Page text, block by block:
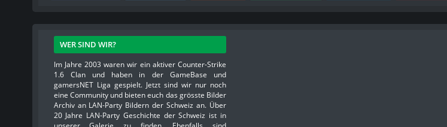
WER SIND WIR?
Im Jahre 2003 waren wir ein aktiver Counter-Strike
1.6 Clan und haben in der GameBase und
gamersNET Liga gespielt. Jetzt sind wir nur noch
eine Community und bieten euch das grösste Bilder
Archiv an LAN-Party Bildern der Schweiz an. Über
20 Jahre LAN-Party Geschichte der Schweiz ist in